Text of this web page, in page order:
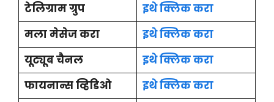
टेलिग्राम ग्रुप
इथे क्लिक करा
मला मेसेज करा
इथे क्लिक करा
यूट्यूब चैनल
इथे क्लिक करा
फायनान्स व्हिडिओ
इथे क्लिक करा